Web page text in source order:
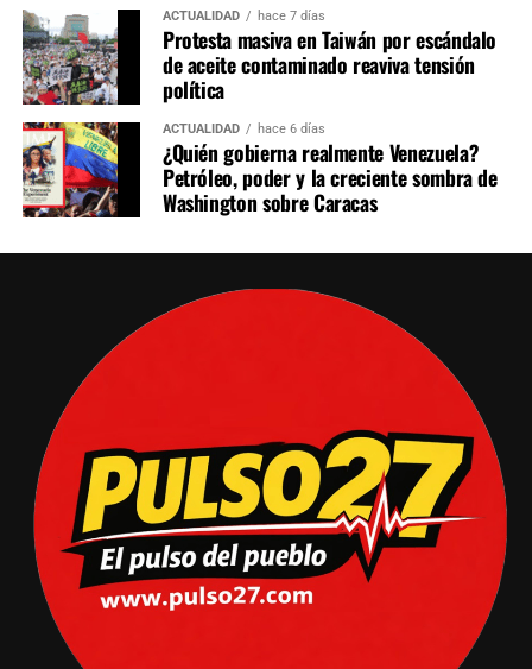
ACTUALIDAD hace 7 días
Protesta masiva en Taiwán por escándalo
de aceite contaminado reaviva tensión
política
ACTUALIDAD hace 6 días
¿Quién gobierna realmente Venezuela?
Petróleo, poder y la creciente sombra de
Washington sobre Caracas